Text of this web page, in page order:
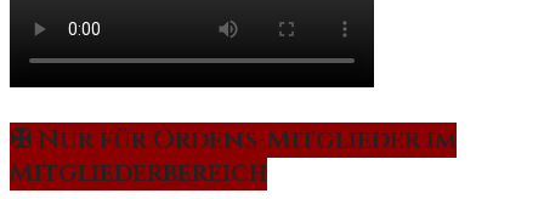
✠ Nur für Ordens-Mitglieder im
Mitgliederbereich